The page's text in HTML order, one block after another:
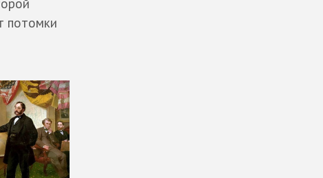
потомки